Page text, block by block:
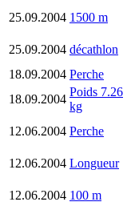
25.09.2004 1500 m
25.09.2004 décathlon
18.09.2004 Perche
18.09.2004
Poids 7.26
kg
12.06.2004 Perche
12.06.2004 Longueur
12.06.2004 100 m